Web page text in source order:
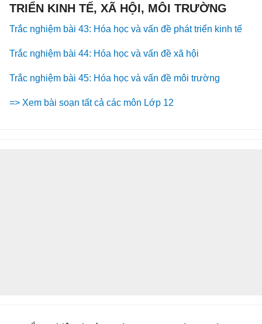
TRIỂN KINH TẾ, XÃ HỘI, MÔI TRƯỜNG
Trắc nghiệm bài 43: Hóa học và vấn đề phát triển kinh tế
Trắc nghiệm bài 44: Hóa học và vấn đề xã hội
Trắc nghiệm bài 45: Hóa học và vấn đề môi trường
=> Xem bài soạn tất cả các môn Lớp 12